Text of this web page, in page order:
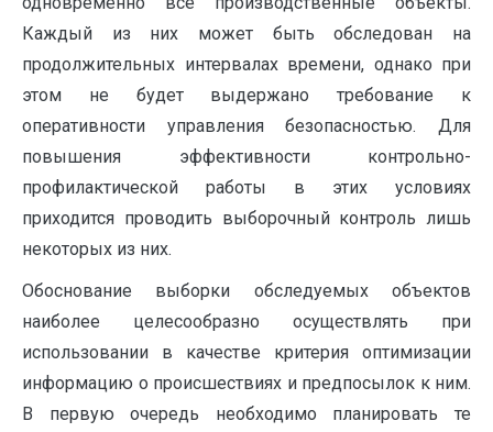
Каждый из них может быть обследован на
продолжительных интервалах времени, однако при
этом не будет выдержано требование к
оперативности управления безопасностью. Для
повышения эффективности контрольно-
профилактической работы в этих условиях
приходится проводить выборочный контроль лишь
некоторых из них.
Обоснование выборки обследуемых объектов
наиболее целесообразно осуществлять при
использовании в качестве критерия оптимизации
информацию о происшествиях и предпосылок к ним.
В первую очередь необходимо планировать те